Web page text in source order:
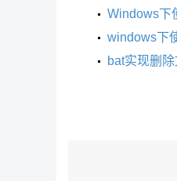
Windows下
windows下
bat实现删